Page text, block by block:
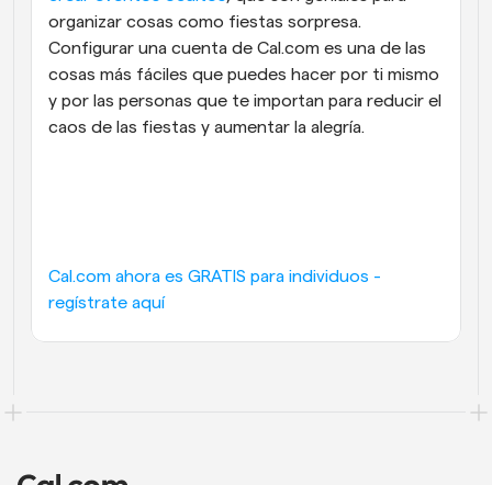
organizar cosas como fiestas sorpresa.
Configurar una cuenta de Cal.com es una de las
cosas más fáciles que puedes hacer por ti mismo
y por las personas que te importan para reducir el
caos de las fiestas y aumentar la alegría.
Cal.com ahora es GRATIS para individuos -
regístrate aquí